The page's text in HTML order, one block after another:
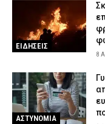
ΕΙΔΗΣΕΙΣ
8
ΑΣΤΥΝΟΜΙΑ